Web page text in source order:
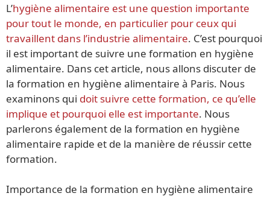
L’hygiène alimentaire est une question importante
pour tout le monde, en particulier pour ceux qui
travaillent dans l’industrie alimentaire. C’est pourquoi
il est important de suivre une formation en hygiène
alimentaire. Dans cet article, nous allons discuter de
la formation en hygiène alimentaire à Paris. Nous
examinons qui doit suivre cette formation, ce qu’elle
implique et pourquoi elle est importante. Nous
parlerons également de la formation en hygiène
alimentaire rapide et de la manière de réussir cette
formation.
Importance de la formation en hygiène alimentaire